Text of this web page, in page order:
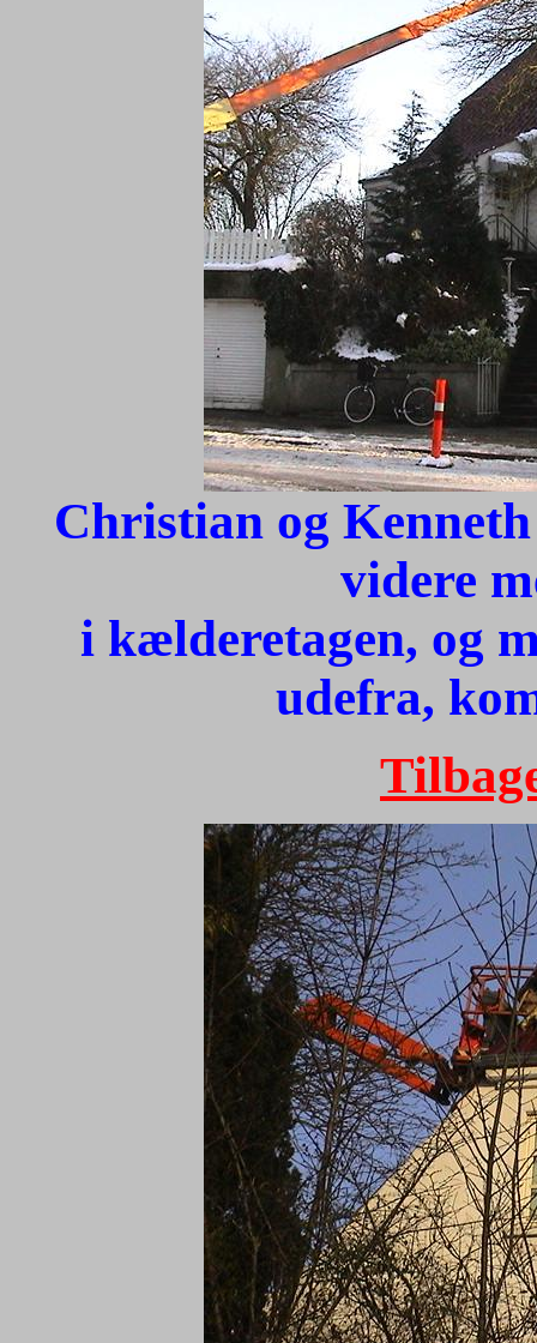
Christian og
videre
i kælderetagen, og
udefra,